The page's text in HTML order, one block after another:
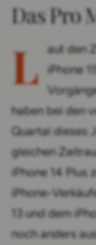
Das Pro
L aut den
iPhone
haben bei den
Quartal dieses
gleichen
iPhone 14 Plus
iPhone-
13 und dem
noch anders